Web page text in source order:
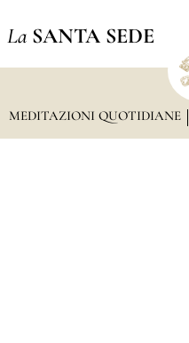
La SANTA SEDE
MEDITAZIONI QUOTIDIANE